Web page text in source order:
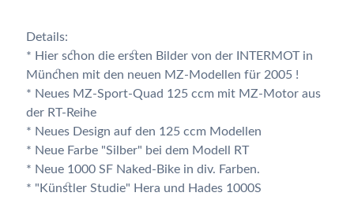
Details:
* Hier schon die ersten Bilder von der INTERMOT in
München mit den neuen MZ-Modellen für 2005 !
* Neues MZ-Sport-Quad 125 ccm mit MZ-Motor aus
der RT-Reihe
* Neues Design auf den 125 ccm Modellen
* Neue Farbe "Silber" bei dem Modell RT
* Neue 1000 SF Naked-Bike in div. Farben.
* "Künstler Studie" Hera und Hades 1000S